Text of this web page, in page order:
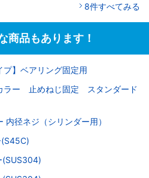
8件すべてみる
商品もあります！
】ベアリング固定用
ラー 止めねじ固定 スタンダード
径ネジ（シリンダー用）
(SUS304)